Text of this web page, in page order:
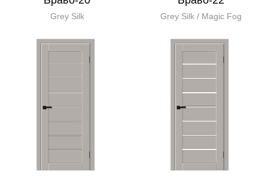
Grey Silk Grey Silk / Magic Fog